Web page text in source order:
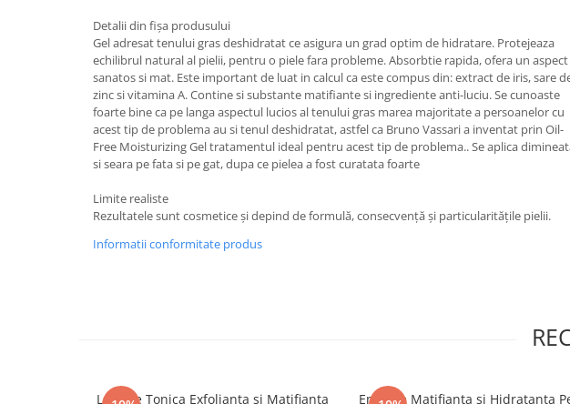
Detalii din fișa produsului
Gel adresat tenului gras deshidratat ce asigura un grad optim de hidratare. Protejeaza
echilibrul natural al pielii, pentru o piele fara probleme. Absorbtie rapida, ofera un aspect
sanatos si mat. Este important de luat in calcul ca este compus din: extract de iris, sare
zinc si vitamina A. Contine si substante matifiante si ingrediente anti-luciu. Se cunoaste
foarte bine ca pe langa aspectul lucios al tenului gras marea majoritate a persoanelor cu
acest tip de problema au si tenul deshidratat, astfel ca Bruno Vassari a inventat prin Oil-
Free Moisturizing Gel tratamentul ideal pentru acest tip de problema.. Se aplica
si seara pe fata si pe gat, dupa ce pielea a fost curatata foarte
Limite realiste
Rezultatele sunt cosmetice și depind de formulă, consecvență și particularitățile pielii.
Informatii conformitate produs
Lotiune Tonica Exfolianta si Matifianta
Emulsie Matifianta si Hidratanta